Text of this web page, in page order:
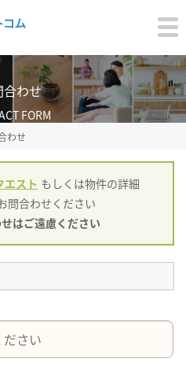
合わせ
FORM
わせ
エスト もしくは物件の詳細
問合わせください
はご遠慮ください